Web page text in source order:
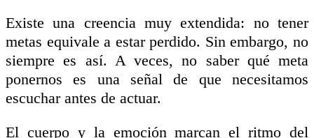
Existe una creencia muy extendida: no tener
metas equivale a estar perdido. Sin embargo, no
siempre es así. A veces, no saber qué meta
ponernos es una señal de que necesitamos
escuchar antes de actuar.
El cuerpo y la emoción marcan el ritmo del